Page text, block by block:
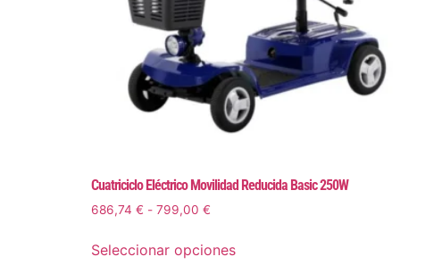
Cuatriciclo Eléctrico Movilidad Reducida Basic 250W
686,74 € - 799,00 €
Seleccionar opciones